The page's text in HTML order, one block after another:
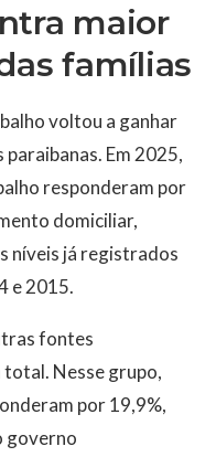
maior
famílias
voltou a ganhar
Em 2025,
responderam por
domiciliar,
níveis já registrados
e 2015.
fontes
Nesse grupo,
por 19,9%,
governo